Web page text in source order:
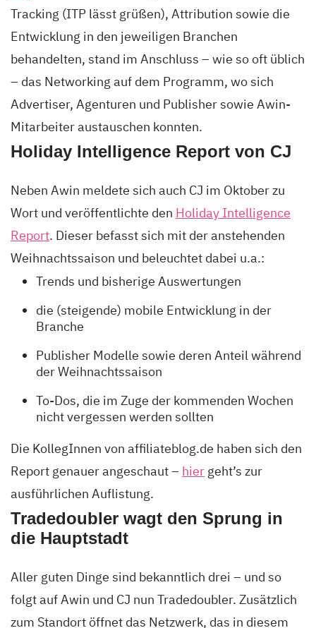
Tracking (ITP lässt grüßen), Attribution sowie die
Entwicklung in den jeweiligen Branchen
behandelten, stand im Anschluss – wie so oft üblich
– das Networking auf dem Programm, wo sich
Advertiser, Agenturen und Publisher sowie Awin-
Mitarbeiter austauschen konnten.
Holiday Intelligence Report von CJ
Neben Awin meldete sich auch CJ im Oktober zu
Wort und veröffentlichte den Holiday Intelligence
Report. Dieser befasst sich mit der anstehenden
Weihnachtssaison und beleuchtet dabei u.a.:
Trends und bisherige Auswertungen
die (steigende) mobile Entwicklung in der
Branche
Publisher Modelle sowie deren Anteil während
der Weihnachtssaison
To-Dos, die im Zuge der kommenden Wochen
nicht vergessen werden sollten
Die KollegInnen von affiliateblog.de haben sich den
Report genauer angeschaut – hier geht’s zur
ausführlichen Auflistung.
Tradedoubler wagt den Sprung in
die Hauptstadt
Aller guten Dinge sind bekanntlich drei – und so
folgt auf Awin und CJ nun Tradedoubler. Zusätzlich
zum Standort öffnet das Netzwerk, das in diesem